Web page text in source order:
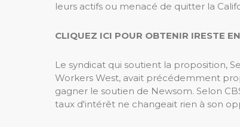
leurs actifs ou menacé de quitter la
CLIQUEZ ICI POUR OBTENIR IRESTE
Le syndicat qui soutient la proposition,
Workers West, avait précédemment
gagner le soutien de Newsom. Selon
taux d'intérêt ne changeait rien à son